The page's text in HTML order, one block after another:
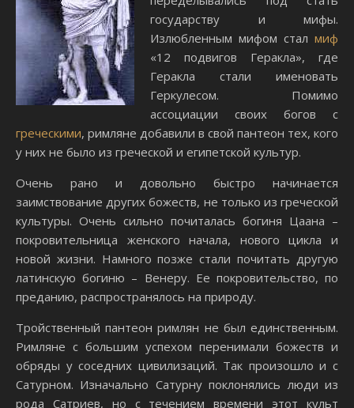
государству и мифы.
Излюбленным мифом стал миф
«12 подвигов Геракла», где
Геракла стали именовать
Геркулесом. Помимо
ассоциации своих богов с
греческими, римляне добавили в свой пантеон тех, кого
у них не было из греческой и египетской культур.
Очень рано и довольно быстро начинается
заимствование других божеств, не только из греческой
культуры. Очень сильно почиталась богиня Цаана –
покровительница женского начала, нового цикла и
новой жизни. Намного позже стали почитать другую
латинскую богиню – Венеру. Ее покровительство, по
преданию, распространялось на природу.
Тройственный пантеон римлян не был единственным.
Римляне с большим успехом перенимали божеств и
обряды у соседних цивилизаций. Так произошло и с
Сатурном. Изначально Сатурну поклонялись люди из
рода Сатриев, но с течением времени этот культ